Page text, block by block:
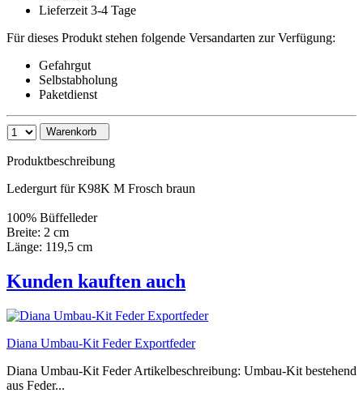
Lieferzeit 3-4 Tage
Für dieses Produkt stehen folgende Versandarten zur Verfügung:
Gefahrgut
Selbstabholung
Paketdienst
Warenkorb
Produktbeschreibung
Ledergurt für K98K M Frosch braun
100% Büffelleder
Breite: 2 cm
Länge: 119,5 cm
Kunden kauften auch
Diana Umbau-Kit Feder Exportfeder
Diana Umbau-Kit Feder Artikelbeschreibung: Umbau-Kit bestehend
aus Feder...